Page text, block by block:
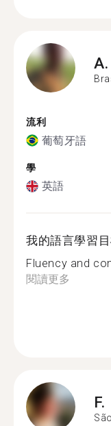
A.
流利
葡萄牙語
學
英語
我的語言學習
Fluency and
閱讀更多
F.